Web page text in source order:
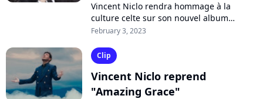
Vincent Niclo rendra hommage à la
culture celte sur son nouvel album
"Opéra celte". En attendant sa reprise de
February 3, 2023
Clip
Vincent Niclo reprend
"Amazing Grace"